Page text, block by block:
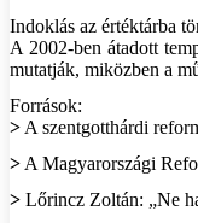
Indoklás az értéktárba
A 2002-ben átadott
mutatják, miközben a
Források:
> A szentgotthárdi
> A Magyarországi
> Lőrincz Zoltán: „Ne